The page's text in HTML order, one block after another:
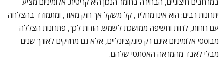
במרחבים חיצוניים, הבחירה בחומר הנכון היא קריטית. אלומיניום מציע
יתרונות רבים: הוא אינו מחליד, קל משקל אך חזק מאוד, ומתמודד בהצלחה
עם רוחות, לחות וחשיפה ממושכת לשמש. הודות לכך, פתרונות הצללה
מבוססי אלומיניום אינם רק פונקציונליים, אלא גם מחזיקים לאורך שנים –
מבלי לאבד מהמראה האסתטי שלהם.